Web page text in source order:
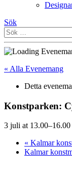
Sök
Sök
efter:
« Alla Evenemang
Detta
Konstparken:
3 juli at 13.00–16.00
« Kalmar
Kalmar